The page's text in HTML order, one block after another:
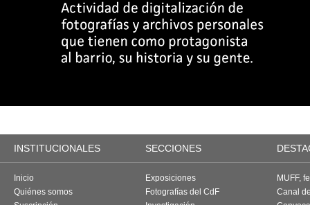
INSTITUCIONALES SECCIONES
Inicio
Quiénes somos
Exposiciones
Fotografías del CdF
MUFF,
Canal